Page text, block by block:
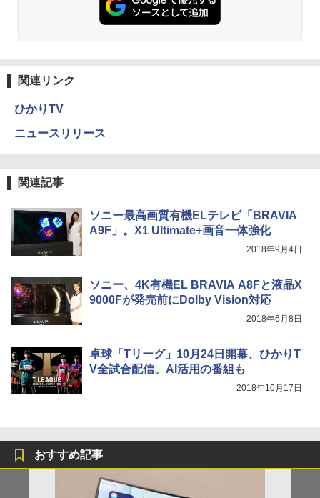
関連リンク
ひかりTV
ニュースリリース
関連記事
ソニー最高画質有機ELテレビ「BRAVIA
A9F」。X1 Ultimate+画音一体強化
2018年9月4日
ソニー、4K有機EL BRAVIA A8Fと液晶X
9000Fが発売前にDolby Vision対応
2018年6月8日
卓球「Tリーグ」10月24日開幕、ひかりT
V全試合配信。AI活用の番組も
2018年10月17日
おすすめ記事